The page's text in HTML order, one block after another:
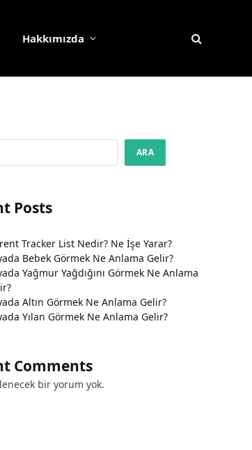
Hakkımızda
ARA
Posts
Tracker List Nedir? Ne İşe Yarar?
Bebek Görmek Ne Anlama Gelir?
Yağmur Yağdığını Görmek Ne Anlama
Altın Görmek Ne Anlama Gelir?
Yılan Görmek Ne Anlama Gelir?
Comments
bir yorum yok.